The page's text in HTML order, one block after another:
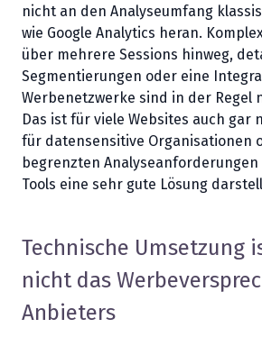
nicht an den Analyseumfang
wie Google Analytics heran.
über mehrere Sessions hinweg,
Segmentierungen oder eine
Werbenetzwerke sind in der Regel
Das ist für viele Websites auch gar
für datensensitive Organisationen
begrenzten
Tools eine sehr gute Lösung
Technische Umsetzung
nicht das
Anbieters